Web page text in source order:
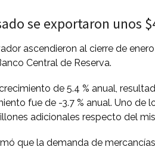
se exportaron unos
ascendieron al cierre de
Central de Reserva.
de 5.4 % anual,
fue de -3.7 % anual. Uno
adicionales respecto del
que la demanda de